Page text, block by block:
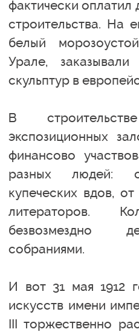
фактически оплатил
строительства. На
белый
Урале,
скульптур в
В
экспозиционных
финансово
разных людей:
купеческих вдов,
литераторов.
безвозмездно
собраниями.
И вот 31 мая 1912
искусств имени
III торжественно